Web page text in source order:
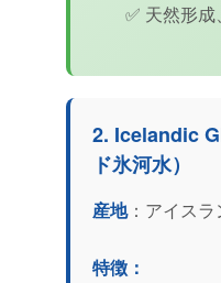
✅ 天然形
2. Icelandic
ド氷河水）
産地：アイスラ
特徴：